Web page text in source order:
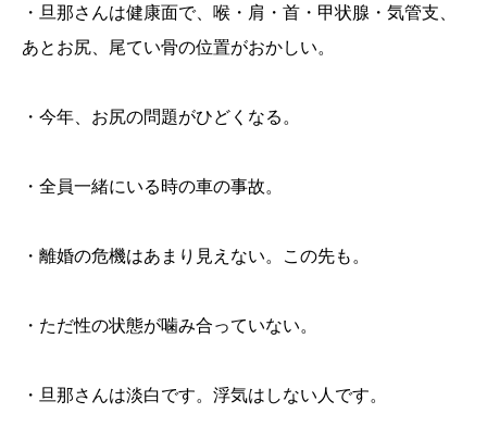
・旦那さんは健康面で、喉・肩・首・甲状腺・気管支、
あとお尻、尾てい骨の位置がおかしい。
・今年、お尻の問題がひどくなる。
・全員一緒にいる時の車の事故。
・離婚の危機はあまり見えない。この先も。
・ただ性の状態が噛み合っていない。
・旦那さんは淡白です。浮気はしない人です。